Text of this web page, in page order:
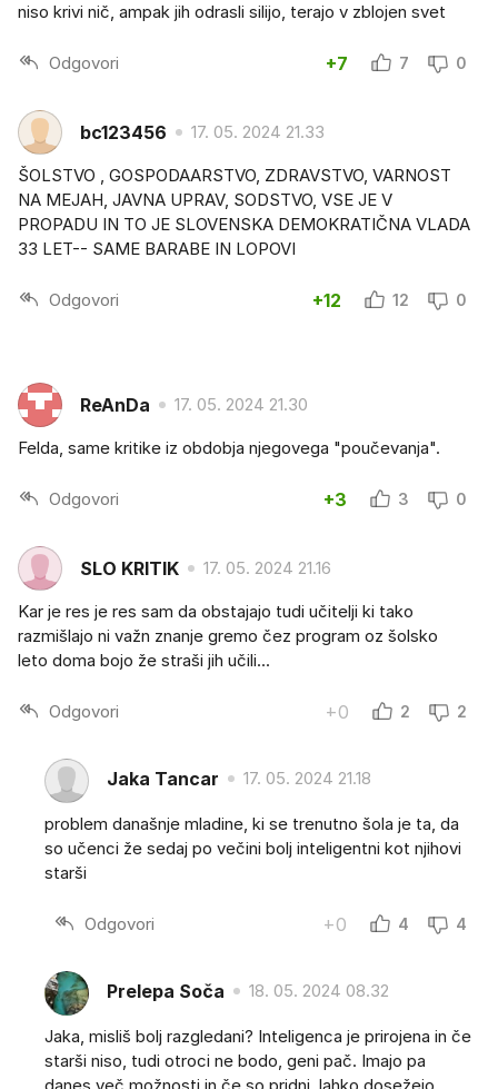
niso krivi nič, ampak jih odrasli silijo, terajo v zblojen svet
Odgovori +7 7 0
bc123456 17. 05. 2024 21.33
ŠOLSTVO , GOSPODAARSTVO, ZDRAVSTVO, VARNOST
NA MEJAH, JAVNA UPRAV, SODSTVO, VSE JE V
PROPADU IN TO JE SLOVENSKA DEMOKRATIČNA VLADA
33 LET-- SAME BARABE IN LOPOVI
Odgovori +12 12 0
ReAnDa 17. 05. 2024 21.30
Felda, same kritike iz obdobja njegovega "poučevanja".
Odgovori +3 3 0
SLO KRITIK 17. 05. 2024 21.16
Kar je res je res sam da obstajajo tudi učitelji ki tako
razmišlajo ni važn znanje gremo čez program oz šolsko
leto doma bojo že straši jih učili...
Odgovori +0 2 2
Jaka Tancar 17. 05. 2024 21.18
problem današnje mladine, ki se trenutno šola je ta, da
so učenci že sedaj po večini bolj inteligentni kot njihovi
starši
Odgovori +0 4 4
Prelepa Soča 18. 05. 2024 08.32
Jaka, misliš bolj razgledani? Inteligenca je prirojena in če
starši niso, tudi otroci ne bodo, geni pač. Imajo pa